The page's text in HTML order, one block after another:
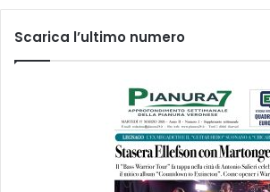
Scarica l’ultimo numero